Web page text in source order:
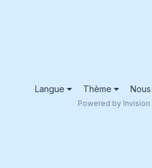
Langue Thème
Powered by